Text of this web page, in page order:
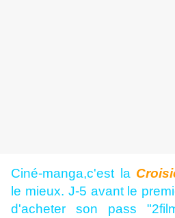
Ciné-manga,c'est la
le mieux. J-5 avant le
d'acheter son pass